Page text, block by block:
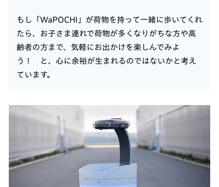
もし「WaPOCHI」が荷物を持って一緒に歩いてくれ
たら、お子さま連れで荷物が多くなりがちな方や高
齢者の方まで、気軽にお出かけを楽しんでみよ
う！ と、心に余裕が生まれるのではないかと考え
ています。